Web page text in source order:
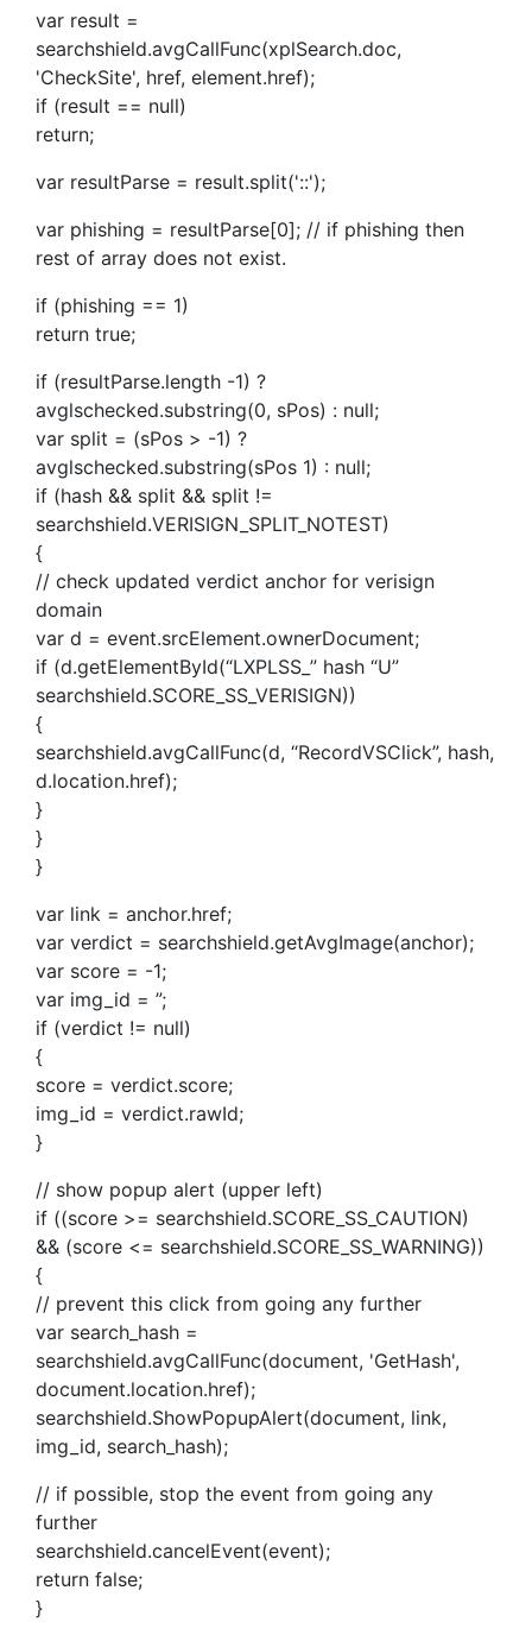
var result =
searchshield.avgCallFunc(xplSearch.doc,
'CheckSite', href, element.href);
if (result == null)
return;
var resultParse = result.split('::');
var phishing = resultParse[0]; // if phishing then
rest of array does not exist.
if (phishing == 1)
return true;
if (resultParse.length -1) ?
avglschecked.substring(0, sPos) : null;
var split = (sPos > -1) ?
avglschecked.substring(sPos 1) : null;
if (hash && split && split !=
searchshield.VERISIGN_SPLIT_NOTEST)
{
// check updated verdict anchor for verisign
domain
var d = event.srcElement.ownerDocument;
if (d.getElementById(“LXPLSS_” hash “U”
searchshield.SCORE_SS_VERISIGN))
{
searchshield.avgCallFunc(d, “RecordVSClick”, hash,
d.location.href);
}
}
}
var link = anchor.href;
var verdict = searchshield.getAvgImage(anchor);
var score = -1;
var img_id = ”;
if (verdict != null)
{
score = verdict.score;
img_id = verdict.rawId;
}
// show popup alert (upper left)
if ((score >= searchshield.SCORE_SS_CAUTION)
&& (score <= searchshield.SCORE_SS_WARNING))
{
// prevent this click from going any further
var search_hash =
searchshield.avgCallFunc(document, 'GetHash',
document.location.href);
searchshield.ShowPopupAlert(document, link,
img_id, search_hash);
// if possible, stop the event from going any
further
searchshield.cancelEvent(event);
return false;
}